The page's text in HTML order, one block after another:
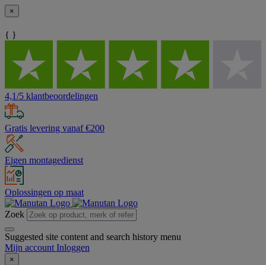
×
{ }
4,1/5 klantbeoordelingen
Gratis levering vanaf €200
Eigen montagedienst
Oplossingen op maat
Zoek
Suggested site content and search history menu
Mijn account Inloggen
×